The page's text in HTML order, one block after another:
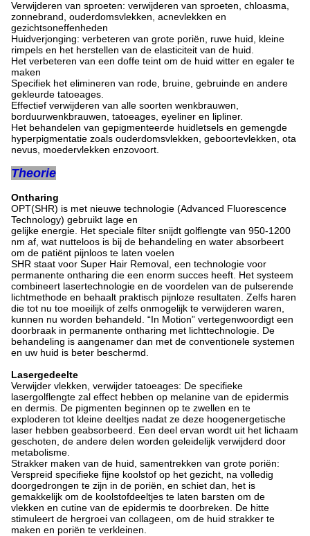
Verwijderen van sproeten: verwijderen van sproeten, chloasma,
zonnebrand, ouderdomsvlekken, acnevlekken en
gezichtsoneffenheden
Huidverjonging: verbeteren van grote poriën, ruwe huid, kleine
rimpels en het herstellen van de elasticiteit van de huid.
Het verbeteren van een doffe teint om de huid witter en egaler te
maken
Specifiek het elimineren van rode, bruine, gebruinde en andere
gekleurde tatoeages.
Effectief verwijderen van alle soorten wenkbrauwen,
borduurwenkbrauwen, tatoeages, eyeliner en lipliner.
Het behandelen van gepigmenteerde huidletsels en gemengde
hyperpigmentatie zoals ouderdomsvlekken, geboortevlekken, ota
nevus, moedervlekken enzovoort.
Theorie
Ontharing
OPT(SHR) is met nieuwe technologie (Advanced Fluorescence
Technology) gebruikt lage en
gelijke energie. Het speciale filter snijdt golflengte van 950-1200
nm af, wat nutteloos is bij de behandeling en water absorbeert
om de patiënt pijnloos te laten voelen
SHR staat voor Super Hair Removal, een technologie voor
permanente ontharing die een enorm succes heeft. Het systeem
combineert lasertechnologie en de voordelen van de pulserende
lichtmethode en behaalt praktisch pijnloze resultaten. Zelfs haren
die tot nu toe moeilijk of zelfs onmogelijk te verwijderen waren,
kunnen nu worden behandeld. “In Motion” vertegenwoordigt een
doorbraak in permanente ontharing met lichttechnologie. De
behandeling is aangenamer dan met de conventionele systemen
en uw huid is beter beschermd.
Lasergedeelte
Verwijder vlekken, verwijder tatoeages: De specifieke
lasergolflengte zal effect hebben op melanine van de epidermis
en dermis. De pigmenten beginnen op te zwellen en te
exploderen tot kleine deeltjes nadat ze deze hoogenergetische
laser hebben geabsorbeerd. Een deel ervan wordt uit het lichaam
geschoten, de andere delen worden geleidelijk verwijderd door
metabolisme.
Strakker maken van de huid, samentrekken van grote poriën:
Verspreid specifieke fijne koolstof op het gezicht, na volledig
doorgedrongen te zijn in de poriën, en schiet dan, het is
gemakkelijk om de koolstofdeeltjes te laten barsten om de
vlekken en cutine van de epidermis te doorbreken. De hitte
stimuleert de hergroei van collageen, om de huid strakker te
maken en poriën te verkleinen.